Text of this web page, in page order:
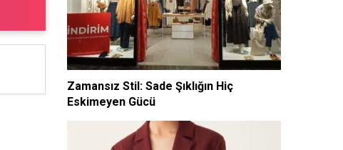
Zamansız Stil: Sade Şıklığın Hiç
Eskimeyen Gücü